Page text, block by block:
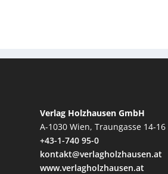
Verlag Holzhausen GmbH
A-1030 Wien, Traungasse 14-16
+43-1-740 95-0
kontakt@verlagholzhausen.at
www.verlagholzhausen.at